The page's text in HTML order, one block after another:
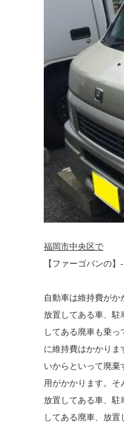
福岡市中央区で
【ファーゴバンの
自動車は維持費がか
放置してある車、駐
してある廃車も乗っ
に維持費はかかりま
いからといって廃棄
用がかかります。そ
放置してある車、駐
してある廃車、放置